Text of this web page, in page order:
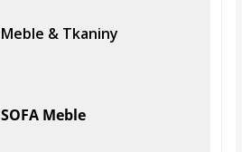
SOFA Meble
AN-POL – PRODUCENT
MATERACY